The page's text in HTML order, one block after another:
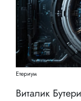
Етериум
Виталик